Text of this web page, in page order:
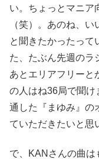
い。ちょっとマニア
（笑）。あのね、
と聞きたかったって
た、たぶん先週のラ
あとエリアフリーと
の人はね36局で聞け
通した『まゆみ』の
ていただきたいと思
で、KANさんの曲は